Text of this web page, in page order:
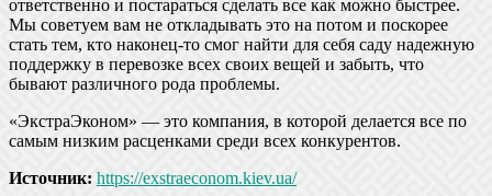
ответственно и постараться сделать все как можно быстрее.
Мы советуем вам не откладывать это на потом и поскорее
стать тем, кто наконец-то смог найти для себя саду надежную
поддержку в перевозке всех своих вещей и забыть, что
бывают различного рода проблемы.
«ЭкстраЭконом» — это компания, в которой делается все по
самым низким расценками среди всех конкурентов.
Источник: https://exstraeconom.kiev.ua/